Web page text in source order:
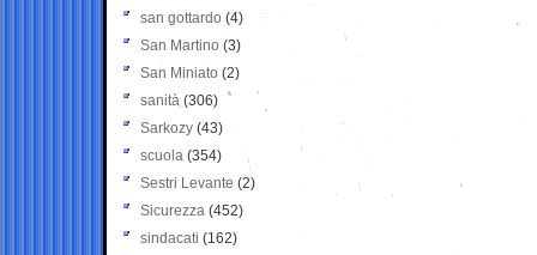
san gottardo (4)
San Martino (3)
San Miniato (2)
sanità (306)
Sarkozy (43)
scuola (354)
Sestri Levante (2)
Sicurezza (452)
sindacati (162)